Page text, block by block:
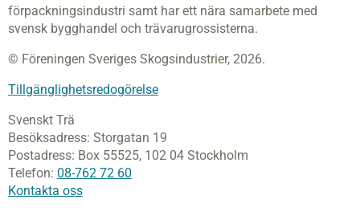
förpackningsindustri samt har ett nära samarbete med
svensk bygghandel och trävarugrossisterna.
© Föreningen Sveriges Skogsindustrier, 2026.
Tillgänglighetsredogörelse
Svenskt Trä
Besöksadress: Storgatan 19
Postadress: Box 55525, 102 04 Stockholm
Telefon: 08-762 72 60
Kontakta oss